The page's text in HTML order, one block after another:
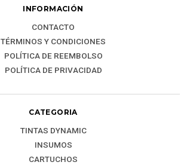
INFORMACIÓN
CONTACTO
TÉRMINOS Y CONDICIONES
POLÍTICA DE REEMBOLSO
POLÍTICA DE PRIVACIDAD
CATEGORIA
TINTAS DYNAMIC
INSUMOS
CARTUCHOS